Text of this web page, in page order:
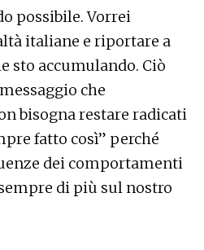
possibile. Vorrei
italiane e riportare a
sto accumulando. Ciò
che
bisogna restare radicati
fatto così” perché
dei comportamenti
di più sul nostro